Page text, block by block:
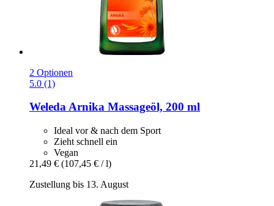
2 Optionen
5.0 (1)
WeledaArnika Massageöl, 200 ml
Ideal vor & nach dem Sport
Zieht schnell ein
Vegan
21,49 € (107,45 € / l)
Zustellung bis 13. August